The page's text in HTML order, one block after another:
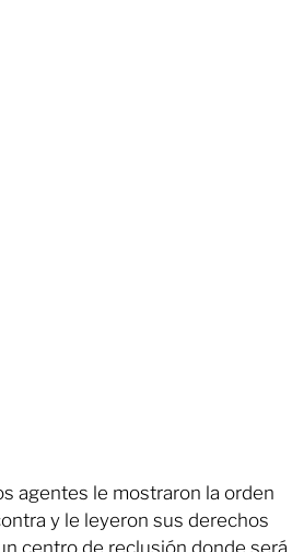
agentes le mostraron la orden
y le leyeron sus derechos
centro de reclusión donde será